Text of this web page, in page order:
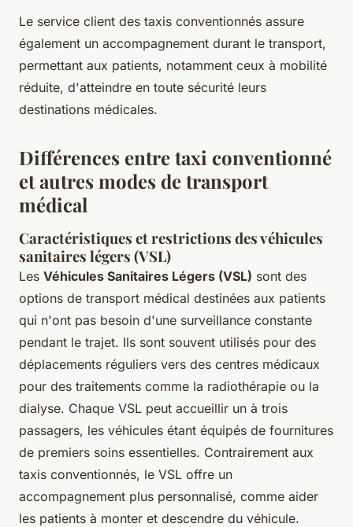
Le service client des taxis conventionnés assure
également un accompagnement durant le transport,
permettant aux patients, notamment ceux à mobilité
réduite, d'atteindre en toute sécurité leurs
destinations médicales.
Différences entre taxi conventionné
et autres modes de transport
médical
Caractéristiques et restrictions des véhicules
sanitaires légers (VSL)
Les Véhicules Sanitaires Légers (VSL) sont des
options de transport médical destinées aux patients
qui n'ont pas besoin d'une surveillance constante
pendant le trajet. Ils sont souvent utilisés pour des
déplacements réguliers vers des centres médicaux
pour des traitements comme la radiothérapie ou la
dialyse. Chaque VSL peut accueillir un à trois
passagers, les véhicules étant équipés de fournitures
de premiers soins essentielles. Contrairement aux
taxis conventionnés, le VSL offre un
accompagnement plus personnalisé, comme aider
les patients à monter et descendre du véhicule.